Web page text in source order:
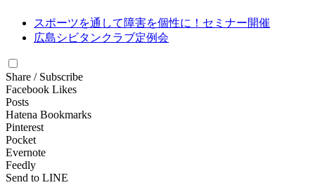
スポーツを通して障害を個性に！セミナー開催
広島シビタンクラブ定例会
Share / Subscribe
Facebook Likes
Posts
Hatena Bookmarks
Pinterest
Pocket
Evernote
Feedly
Send to LINE